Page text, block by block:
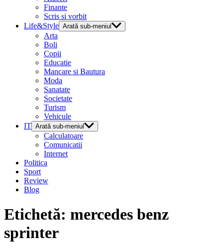
Finante
Scris si vorbit
Life&Style Arată sub-meniul
Arta
Boli
Copii
Educatie
Mancare si Bautura
Moda
Sanatate
Societate
Turism
Vehicule
IT Arată sub-meniul
Calculatoare
Comunicatii
Internet
Politica
Sport
Review
Blog
Etichetă: mercedes benz
sprinter